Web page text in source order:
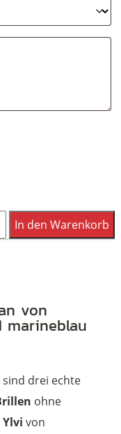
In den Warenkorb
von
marineblau
drei echte
ohne
von